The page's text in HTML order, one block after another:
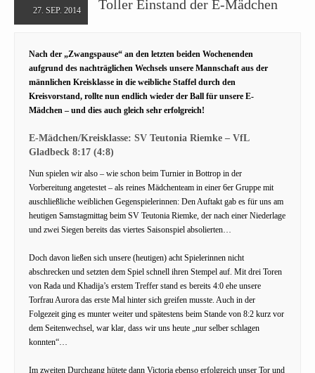
27. SEP. 2014 Toller Einstand der E-Mädchen
Nach der „Zwangspause“ an den letzten beiden Wochenenden
aufgrund des nachträglichen Wechsels unsere Mannschaft aus der
männlichen Kreisklasse in die weibliche Staffel durch den
Kreisvorstand, rollte nun endlich wieder der Ball für unsere E-
Mädchen – und dies auch gleich sehr erfolgreich!
E-Mädchen/Kreisklasse: SV Teutonia Riemke – VfL
Gladbeck 8:17 (4:8)
Nun spielen wir also – wie schon beim Turnier in Bottrop in der
Vorbereitung angetestet – als reines Mädchenteam in einer 6er Gruppe mit
auschließliche weiblichen Gegenspielerinnen: Den Auftakt gab es für uns am
heutigen Samstagmittag beim SV Teutonia Riemke, der nach einer Niederlage
und zwei Siegen bereits das viertes Saisonspiel absolierten…
Doch davon ließen sich unsere (heutigen) acht Spielerinnen nicht
abschrecken und setzten dem Spiel schnell ihren Stempel auf. Mit drei Toren
von Rada und Khadija’s erstem Treffer stand es bereits 4:0 ehe unsere
Torfrau Aurora das erste Mal hinter sich greifen musste. Auch in der
Folgezeit ging es munter weiter und spätestens beim Stande von 8:2 kurz vor
dem Seitenwechsel, war klar, dass wir uns heute „nur selber schlagen
konnten“…
Im zweiten Durchgang hütete dann Victoria ebenso erfolgreich unser Tor und